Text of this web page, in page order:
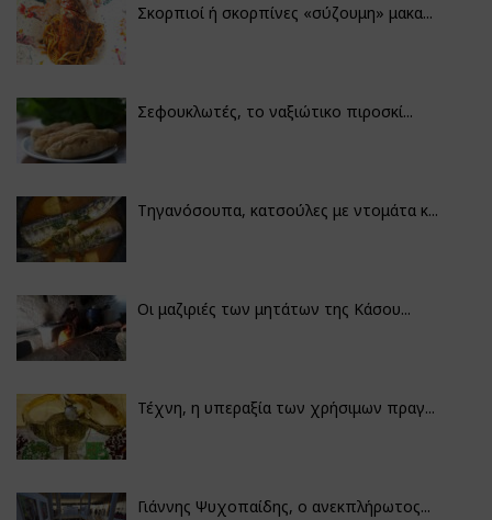
Σκορπιοί ή σκορπίνες «σύζουμη» μακα...
Σεφουκλωτές, το ναξιώτικο πιροσκί...
Τηγανόσουπα, κατσούλες με ντομάτα κ...
Οι μαζιριές των μητάτων της Κάσου...
Τέχνη, η υπεραξία των χρήσιμων πραγ...
Γιάννης Ψυχοπαίδης, ο ανεκπλήρωτος...